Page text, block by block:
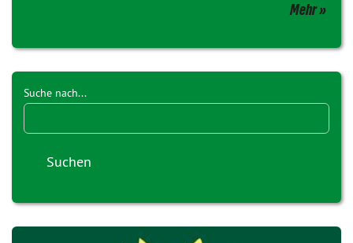
Mehr
Suche nach...